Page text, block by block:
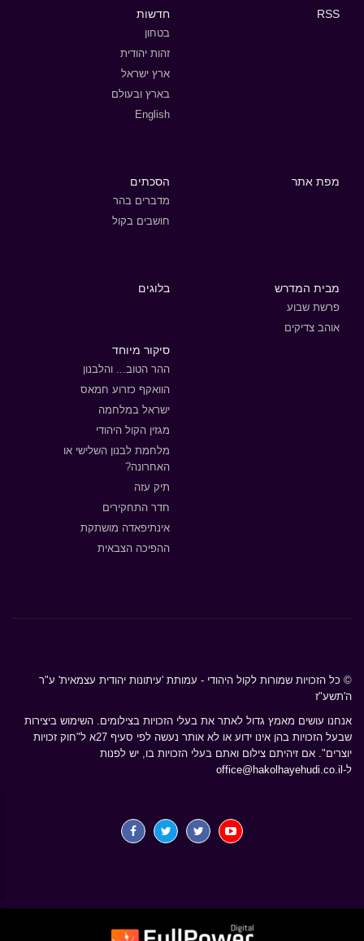
RSS חדשות
בטחון
זהות יהודית
ארץ ישראל
בארץ ובעולם
English
מפת אתר הסכתים
מדברים בהר
חושבים בקול
מבית המדרש
פרשת שבוע
אוהב צדיקים
בלוגים
סיקור מיוחד
ההר הטוב... והלבנון
הוואקף כזרוע חמאס
ישראל במלחמה
מגזין הקול היהודי
מלחמת לבנון השלישי או
האחרונה?
תיק עזה
חדר התחקירים
אינתיפאדה מושתקת
ההפיכה הצבאית
© כל הזכויות שמורות לקול היהודי - עמותת 'עיתונות יהודית עצמאית' ע"ר
ה'תשע"ז
אנחנו עושים מאמץ גדול לאתר את בעלי הזכויות בצילומים. השימוש ביצירות
שבעל הזכויות בהן אינו ידוע או לא אותר נעשה לפי סעיף 27א ל"חוק זכויות
יוצרים". אם זיהיתם צילום ואתם בעלי הזכויות בו, יש לפנות
ל- office@hakolhayehudi.co.il